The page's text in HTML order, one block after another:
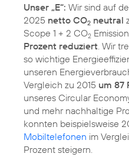
Unser „E“: Wir sind auf
2025 netto CO2 neutral
Scope 1 + 2 CO2
Prozent reduziert . Wir
so wichtige
unseren
Vergleich zu 2015 um 87
unseres Circular
und mehr nachhaltige
konnten beispielsweise
Mobiltelefonen im
Prozent steigern.